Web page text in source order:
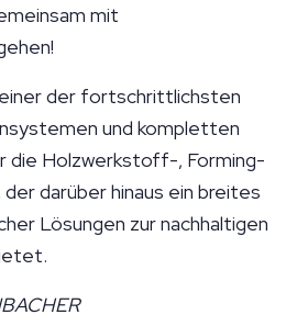
mit
der fortschrittlichsten
und kompletten
die Holzwerkstoff-, Forming-
darüber hinaus ein breites
Lösungen zur nachhaltigen